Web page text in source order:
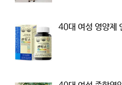
40대 여성 영양제